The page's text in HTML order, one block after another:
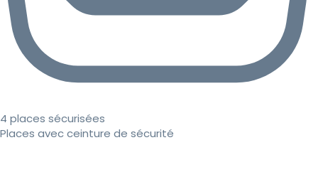
4 places sécurisées
Places avec ceinture de sécurité